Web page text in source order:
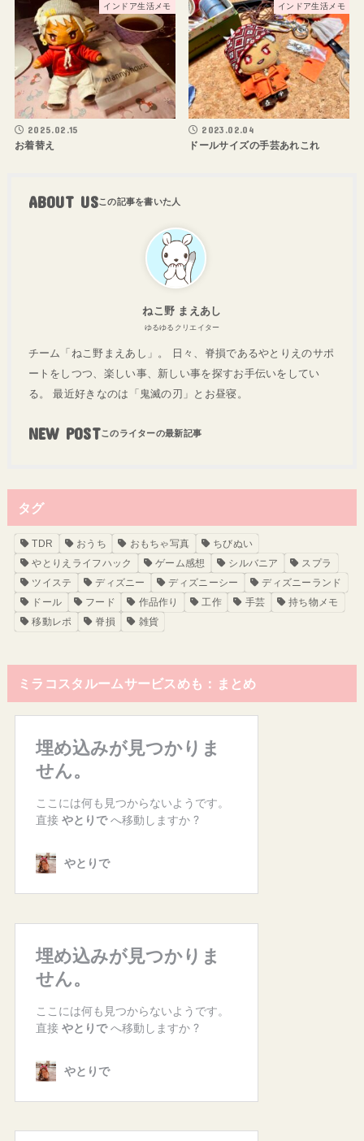
インドア生活メモ
2025.02.15
お着替え
インドア生活メモ
2023.02.04
ドールサイズの手芸あれこれ
ABOUT US
ねこ野 まえあし
ゆるゆるクリエイター
チーム「ねこ野まえあし」。 日々、脊損であるやとりえのサポ
ートをしつつ、楽しい事、新しい事を探すお手伝いをしてい
る。 最近好きなのは「鬼滅の刃」とお昼寝。
NEW POST
タグ
TDR おうち おもちゃ写真
ちびぬい
やとりえライフハック
ゲーム感想 シルバニア
スプラ
ツイステ
ディズニー ディズニーシー
ディズニーランド
ドール
フード 作品作り 工作 手芸
持ち物メモ
移動レポ
脊損 雑貨
ミラコスタルームサービスめも：まとめ